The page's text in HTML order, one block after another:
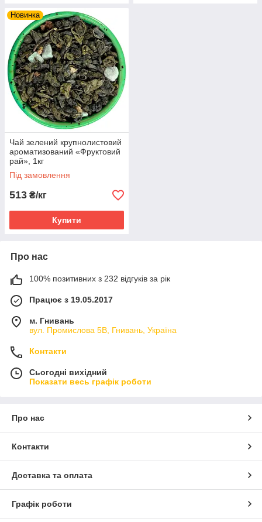
Новинка
Чай зелений крупнолистовий
ароматизований «Фруктовий
рай», 1кг
Під замовлення
513 ₴/кг
Купити
Про нас
100% позитивних з 232 відгуків за рік
Працює з 19.05.2017
м. Гнивань
вул. Промислова 5В, Гнивань, Україна
Контакти
Сьогодні вихідний
Показати весь графік роботи
Про нас
Контакти
Доставка та оплата
Графік роботи